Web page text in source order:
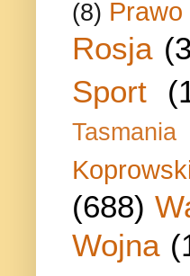
(8) Prawo
Rosja
Sport
Tasmania
(688)
Wojna